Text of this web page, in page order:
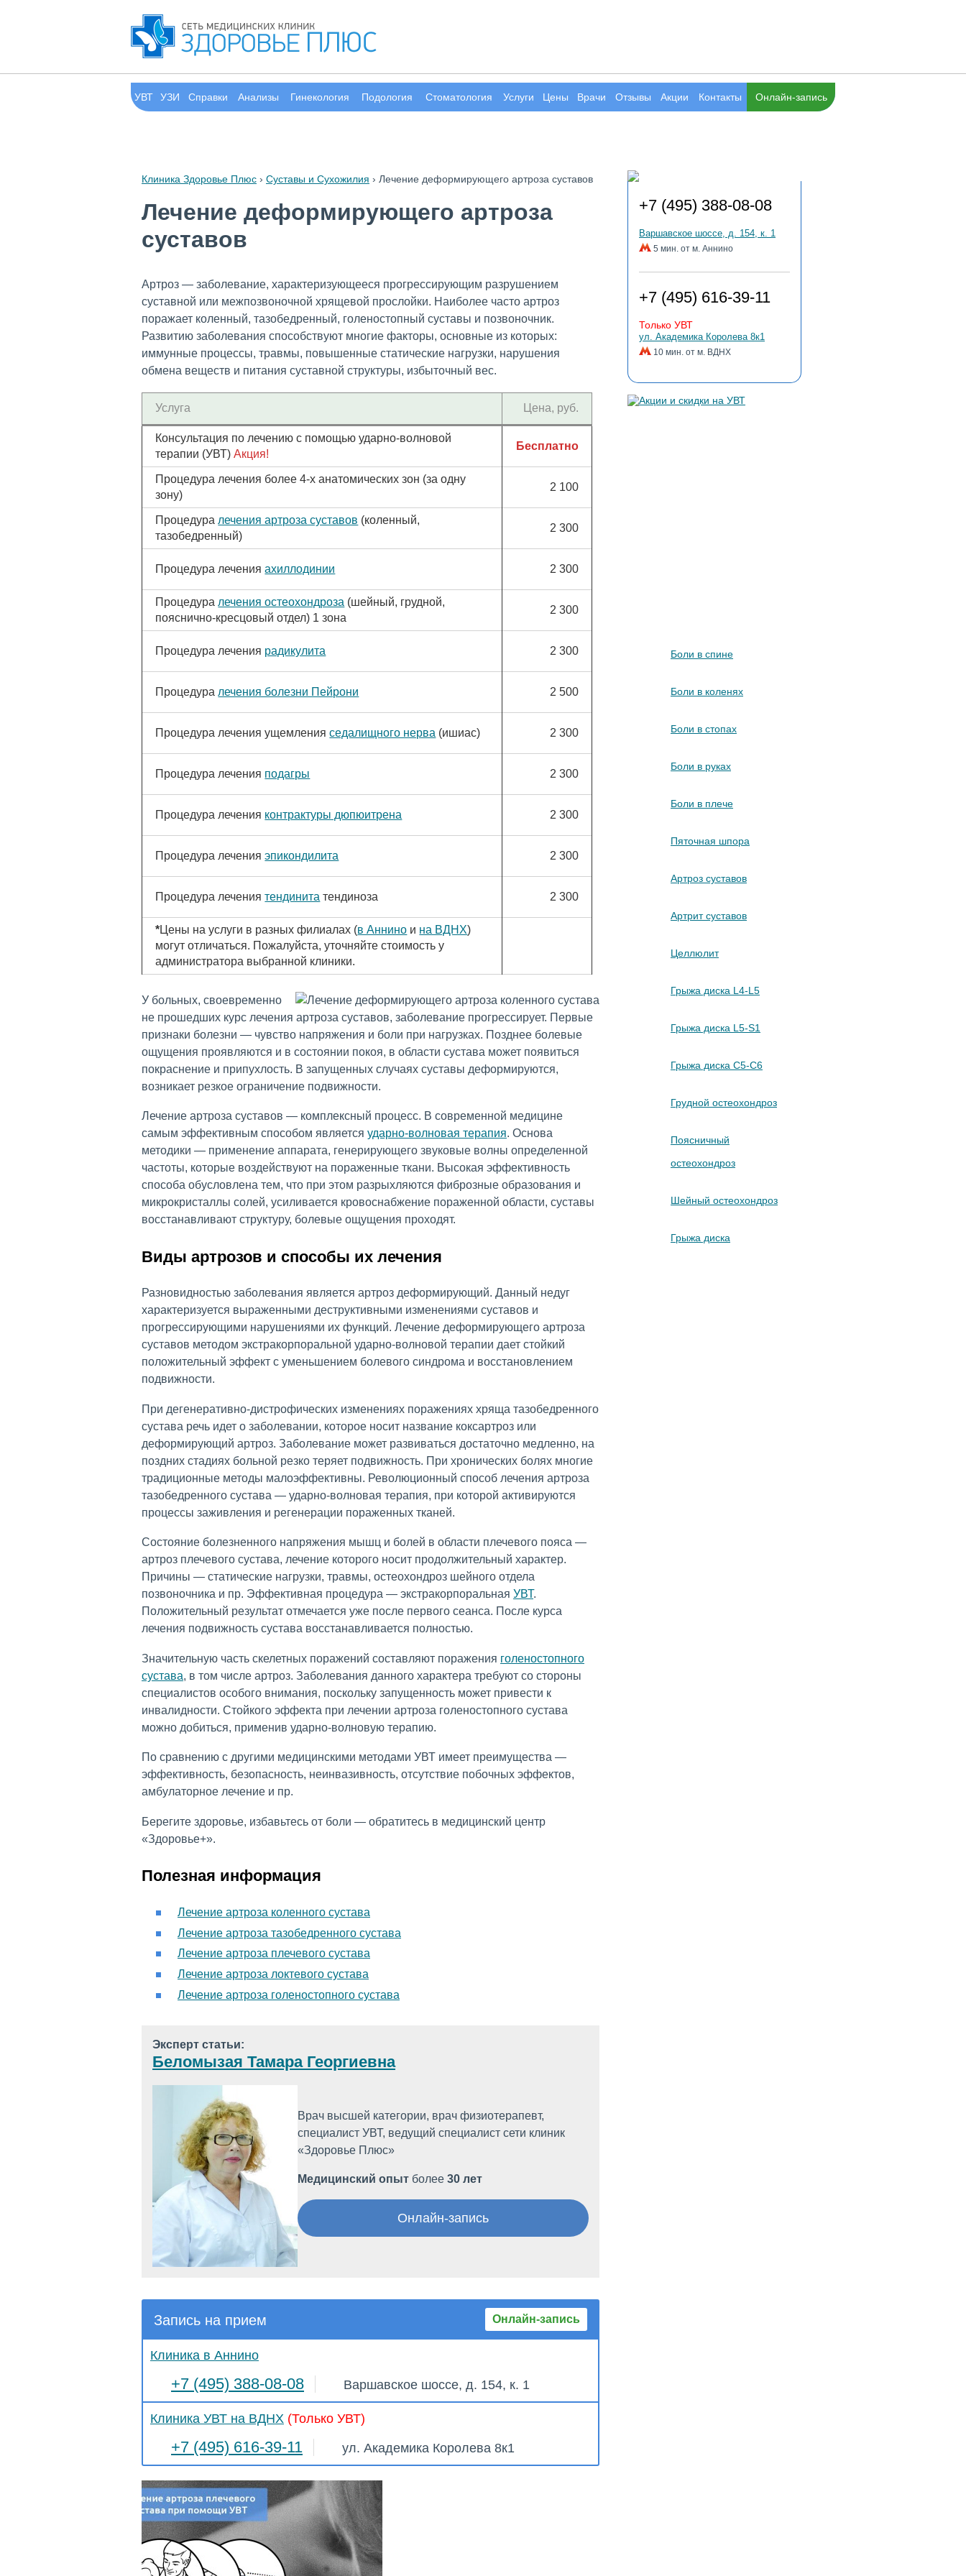
УВТ УЗИ Справки Анализы Гинекология Подология Стоматология Услуги Цены Врачи Отзывы Акции Контакты Онлайн-запись
Клиника Здоровье Плюс › Суставы и Сухожилия › Лечение деформирующего артроза суставов
Лечение деформирующего артроза
суставов
Артроз — заболевание, характеризующееся прогрессирующим разрушением
суставной или межпозвоночной хрящевой прослойки. Наиболее часто артроз
поражает коленный, тазобедренный, голеностопный суставы и позвоночник.
Развитию заболевания способствуют многие факторы, основные из которых:
иммунные процессы, травмы, повышенные статические нагрузки, нарушения
обмена веществ и питания суставной структуры, избыточный вес.
Услуга Цена, руб.
Консультация по лечению с помощью ударно-волновой
терапии (УВТ)Акция!
Бесплатно
Процедура лечения более 4-х анатомических зон (за одну
зону)
2 100
Процедура лечения артроза суставов (коленный,
тазобедренный)
2 300
Процедура леченияахиллодинии 2 300
Процедура лечения остеохондроза (шейный, грудной,
пояснично-кресцовый отдел) 1 зона
2 300
Процедура лечения радикулита 2 300
Процедура лечения болезни Пейрони 2 500
Процедура лечения ущемленияседалищного нерва (ишиас) 2 300
Процедура лечения подагры 2 300
Процедура лечения контрактуры дюпюитрена 2 300
Процедура леченияэпикондилита 2 300
Процедура лечениятендинита тендиноза 2 300
*Цены на услуги в разных филиалах (в Аннино и на ВДНХ)
могут отличаться. Пожалуйста, уточняйте стоимость у
администратора выбранной клиники.
У больных, своевременно
не прошедших курс лечения артроза суставов, заболевание прогрессирует. Первые
признаки болезни — чувство напряжения и боли при нагрузках. Позднее болевые
ощущения проявляются и в состоянии покоя, в области сустава может появиться
покраснение и припухлость. В запущенных случаях суставы деформируются,
возникает резкое ограничение подвижности.
Лечение артроза суставов — комплексный процесс. В современной медицине
самым эффективным способом является ударно-волновая терапия. Основа
методики — применение аппарата, генерирующего звуковые волны определенной
частоты, которые воздействуют на пораженные ткани. Высокая эффективность
способа обусловлена тем, что при этом разрыхляются фиброзные образования и
микрокристаллы солей, усиливается кровоснабжение пораженной области, суставы
восстанавливают структуру, болевые ощущения проходят.
Виды артрозов и способы их лечения
Разновидностью заболевания является артроз деформирующий. Данный недуг
характеризуется выраженными деструктивными изменениями суставов и
прогрессирующими нарушениями их функций. Лечение деформирующего артроза
суставов методом экстракорпоральной ударно-волновой терапии дает стойкий
положительный эффект с уменьшением болевого синдрома и восстановлением
подвижности.
При дегенеративно-дистрофических изменениях поражениях хряща тазобедренного
сустава речь идет о заболевании, которое носит название коксартроз или
деформирующий артроз. Заболевание может развиваться достаточно медленно, на
поздних стадиях больной резко теряет подвижность. При хронических болях многие
традиционные методы малоэффективны. Революционный способ лечения артроза
тазобедренного сустава — ударно-волновая терапия, при которой активируются
процессы заживления и регенерации пораженных тканей.
Состояние болезненного напряжения мышц и болей в области плечевого пояса —
артроз плечевого сустава, лечение которого носит продолжительный характер.
Причины — статические нагрузки, травмы, остеохондроз шейного отдела
позвоночника и пр. Эффективная процедура — экстракорпоральная УВТ.
Положительный результат отмечается уже после первого сеанса. После курса
лечения подвижность сустава восстанавливается полностью.
Значительную часть скелетных поражений составляют поражения голеностопного
сустава, в том числе артроз. Заболевания данного характера требуют со стороны
специалистов особого внимания, поскольку запущенность может привести к
инвалидности. Стойкого эффекта при лечении артроза голеностопного сустава
можно добиться, применив ударно-волновую терапию.
По сравнению с другими медицинскими методами УВТ имеет преимущества —
эффективность, безопасность, неинвазивность, отсутствие побочных эффектов,
амбулаторное лечение и пр.
Берегите здоровье, избавьтесь от боли — обратитесь в медицинский центр
«Здоровье+».
Полезная информация
Лечение артроза коленного сустава
Лечение артроза тазобедренного сустава
Лечение артроза плечевого сустава
Лечение артроза локтевого сустава
Лечение артроза голеностопного сустава
Эксперт статьи:
Беломызая Тамара Георгиевна
Врач высшей категории, врач физиотерапевт,
специалист УВТ, ведущий специалист сети клиник
«Здоровье Плюс»
Медицинский опыт более30 лет
Онлайн-запись
Запись на прием Онлайн-запись
Клиника в Аннино
+7 (495) 388-08-08 Варшавское шоссе, д. 154, к. 1
Клиника УВТ на ВДНХ (Только УВТ)
+7 (495) 616-39-11 ул. Академика Королева 8к1
+7 (495) 388-08-08
Варшавское шоссе, д. 154, к. 1
5 мин. от м. Аннино
+7 (495) 616-39-11
Только УВТ
ул. Академика Королева 8к1
10 мин. от м. ВДНХ
Боли в спине
Боли в коленях
Боли в стопах
Боли в руках
Боли в плече
Пяточная шпора
Артроз суставов
Артрит суставов
Целлюлит
Грыжа диска L4-L5
Грыжа диска L5-S1
Грыжа диска C5-C6
Грудной остеохондроз
Поясничный
остеохондроз
Шейный остеохондроз
Грыжа диска